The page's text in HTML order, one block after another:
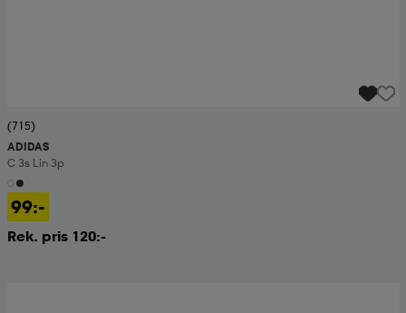
(715)
ADIDAS
C 3s Lin 3p
99:-
Rek. pris 120:-